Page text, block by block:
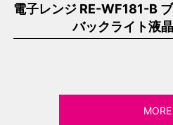
電子レンジ RE-WF181-B
バックライト液
MORE